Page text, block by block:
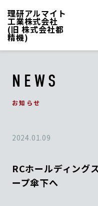
理研アルマイト
工業株式会社
(旧 株式会社都
精機)
NEWS
お知らせ
2024.01.09
RCホールディング
ープ傘下へ